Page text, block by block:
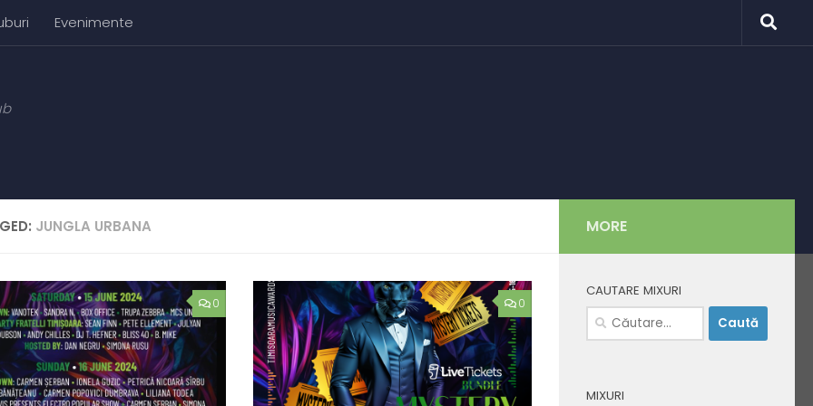
Evenimente
JUNGLA URBANA
0 0
MORE
CAUTARE MIXURI
Caută
după:
MIXURI